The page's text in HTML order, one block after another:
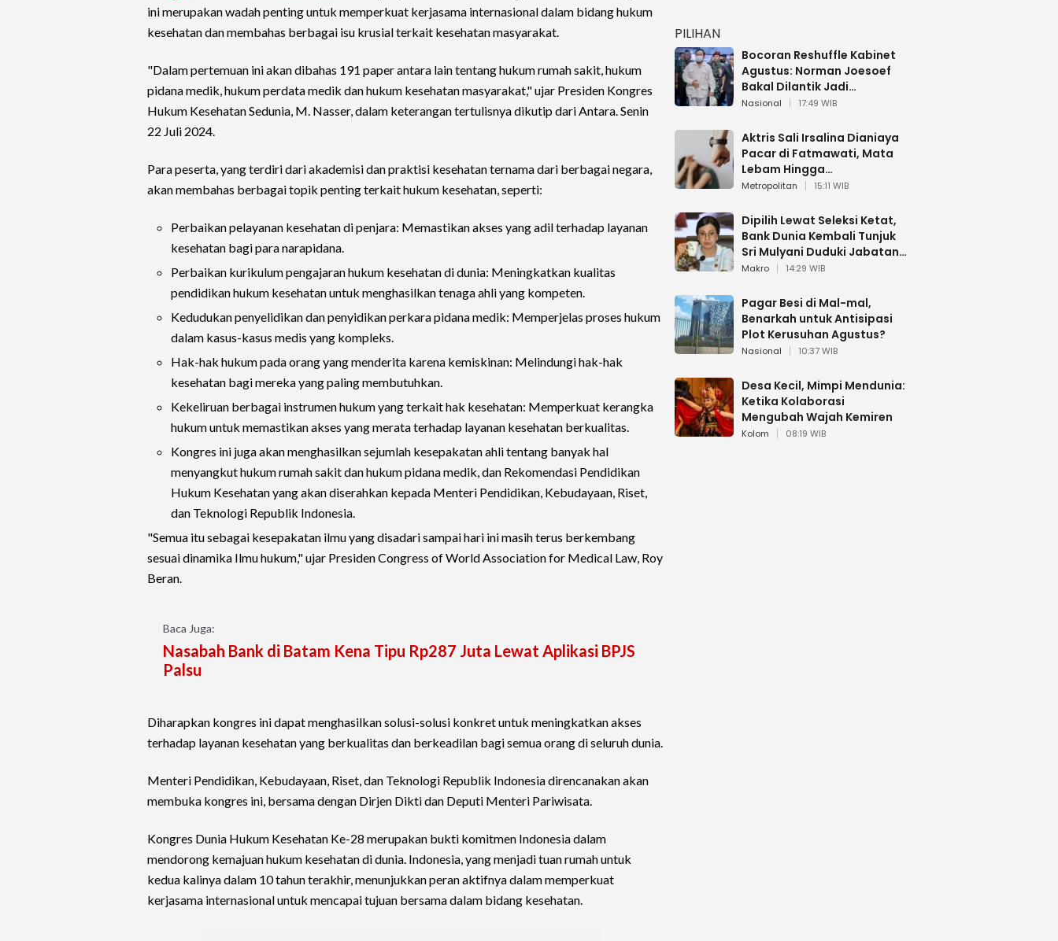
ini merupakan wadah penting untuk memperkuat kerjasama internasional dalam bidang hukum
kesehatan dan membahas berbagai isu krusial terkait kesehatan masyarakat.
"Dalam pertemuan ini akan dibahas 191 paper antara lain tentang hukum rumah sakit, hukum
pidana medik, hukum perdata medik dan hukum kesehatan masyarakat," ujar Presiden Kongres
Hukum Kesehatan Sedunia, M. Nasser, dalam keterangan tertulisnya dikutip dari Antara. Senin
22 Juli 2024.
Para peserta, yang terdiri dari akademisi dan praktisi kesehatan ternama dari berbagai negara,
akan membahas berbagai topik penting terkait hukum kesehatan, seperti:
Perbaikan pelayanan kesehatan di penjara: Memastikan akses yang adil terhadap layanan
kesehatan bagi para narapidana.
Perbaikan kurikulum pengajaran hukum kesehatan di dunia: Meningkatkan kualitas
pendidikan hukum kesehatan untuk menghasilkan tenaga ahli yang kompeten.
Kedudukan penyelidikan dan penyidikan perkara pidana medik: Memperjelas proses hukum
dalam kasus-kasus medis yang kompleks.
Hak-hak hukum pada orang yang menderita karena kemiskinan: Melindungi hak-hak
kesehatan bagi mereka yang paling membutuhkan.
Kekeliruan berbagai instrumen hukum yang terkait hak kesehatan: Memperkuat kerangka
hukum untuk memastikan akses yang merata terhadap layanan kesehatan berkualitas.
Kongres ini juga akan menghasilkan sejumlah kesepakatan ahli tentang banyak hal
menyangkut hukum rumah sakit dan hukum pidana medik, dan Rekomendasi Pendidikan
Hukum Kesehatan yang akan diserahkan kepada Menteri Pendidikan, Kebudayaan, Riset,
dan Teknologi Republik Indonesia.
"Semua itu sebagai kesepakatan ilmu yang disadari sampai hari ini masih terus berkembang
sesuai dinamika Ilmu hukum," ujar Presiden Congress of World Association for Medical Law, Roy
Beran.
Baca Juga:
Nasabah Bank di Batam Kena Tipu Rp287 Juta Lewat Aplikasi BPJS
Palsu
Diharapkan kongres ini dapat menghasilkan solusi-solusi konkret untuk meningkatkan akses
terhadap layanan kesehatan yang berkualitas dan berkeadilan bagi semua orang di seluruh dunia.
Menteri Pendidikan, Kebudayaan, Riset, dan Teknologi Republik Indonesia direncanakan akan
membuka kongres ini, bersama dengan Dirjen Dikti dan Deputi Menteri Pariwisata.
Kongres Dunia Hukum Kesehatan Ke-28 merupakan bukti komitmen Indonesia dalam
mendorong kemajuan hukum kesehatan di dunia. Indonesia, yang menjadi tuan rumah untuk
kedua kalinya dalam 10 tahun terakhir, menunjukkan peran aktifnya dalam memperkuat
kerjasama internasional untuk mencapai tujuan bersama dalam bidang kesehatan.
PILIHAN
Bocoran Reshuffle Kabinet
Agustus: Norman Joesoef
Bakal Dilantik Jadi
Wamenhan RI
Nasional 17:49 WIB
Aktris Sali Irsalina Dianiaya
Pacar di Fatmawati, Mata
Lebam Hingga
Diselamatkan Polantas
Metropolitan 15:11 WIB
Dipilih Lewat Seleksi Ketat,
Bank Dunia Kembali Tunjuk
Sri Mulyani Duduki Jabatan
Strategis
Makro 14:29 WIB
Pagar Besi di Mal-mal,
Benarkah untuk Antisipasi
Plot Kerusuhan Agustus?
Nasional 10:37 WIB
Desa Kecil, Mimpi Mendunia:
Ketika Kolaborasi
Mengubah Wajah Kemiren
Kolom 08:19 WIB